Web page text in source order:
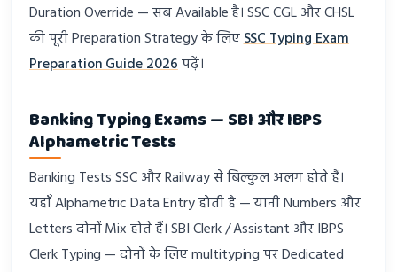
Duration Override — सब Available है। SSC CGL और CHSL
की पूरी Preparation Strategy के लिएSSC Typing Exam
Preparation Guide 2026पढ़ें।
Banking Typing Exams — SBI और IBPS
Alphametric Tests
Banking Tests SSC और Railway से बिल्कुल अलग होते हैं।
यहाँ Alphametric Data Entry होती है — यानी Numbers और
Letters दोनों Mix होते हैं। SBI Clerk / Assistant और IBPS
Clerk Typing — दोनों के लिए multityping पर Dedicated